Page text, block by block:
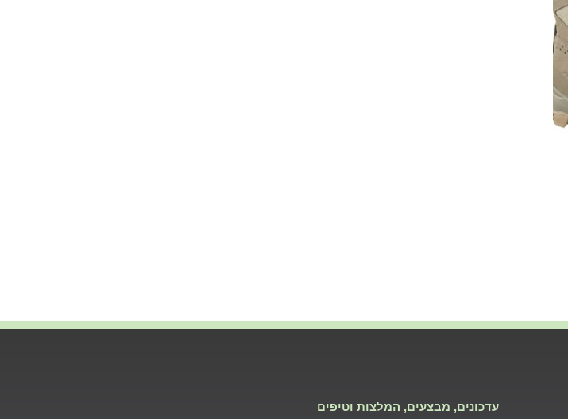
עדכונים, מבצעים, המלצות וטיפים